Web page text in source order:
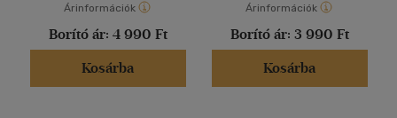
Árinformációk
Borító ár: 4 990 Ft
Kosárba
Árinformációk
Borító ár: 3 990 Ft
Kosárba